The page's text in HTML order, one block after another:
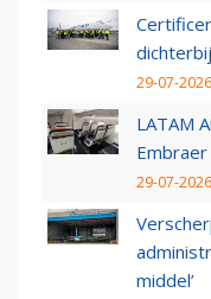
29-07-
LATAM
29-07-
middel’